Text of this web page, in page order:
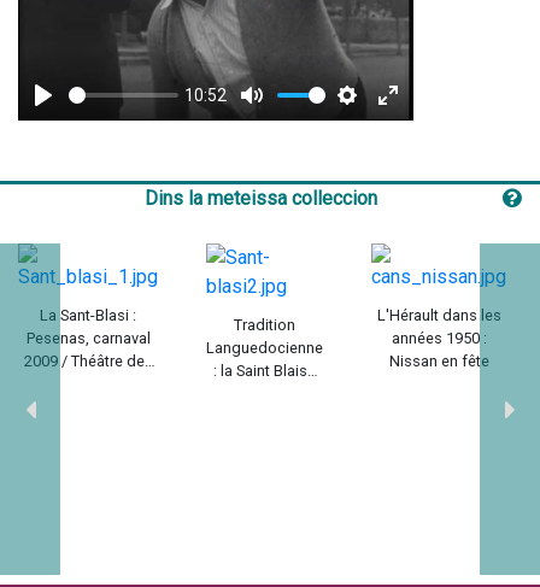
Play
10:52
Mute Settings
Enter
Dins la meteissa colleccion
La Sant-Blasi :
Pesenas, carnaval
2009 / Théâtre des
Tradition
Languedocienne
: la Saint Blaise
L'Hérault dans les
années 1950 :
Nissan en fête